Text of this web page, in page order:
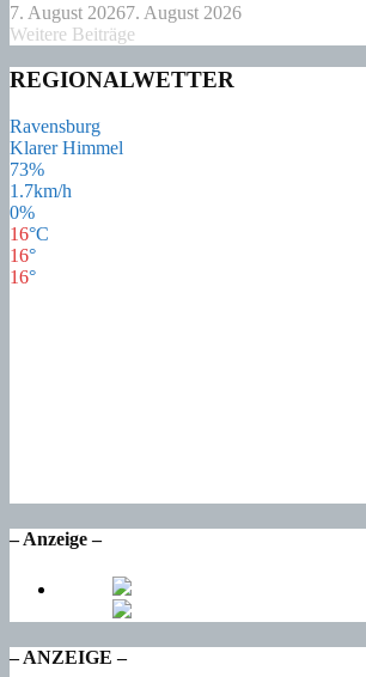
7. August 20267. August 2026
Weitere Beiträge
REGIONALWETTER
Ravensburg
Klarer Himmel
73%
1.7km/h
0%
16°C
16°
16°
– Anzeige –
– ANZEIGE –